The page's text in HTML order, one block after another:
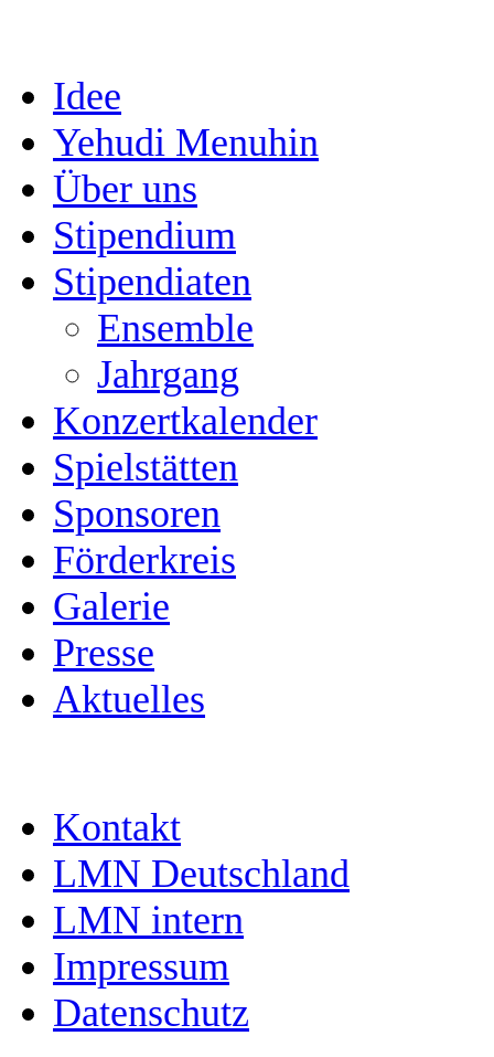
Idee
Yehudi Menuhin
Über uns
Stipendium
Stipendiaten
Ensemble
Jahrgang
Konzertkalender
Spielstätten
Sponsoren
Förderkreis
Galerie
Presse
Aktuelles
Kontakt
LMN Deutschland
LMN intern
Impressum
Datenschutz